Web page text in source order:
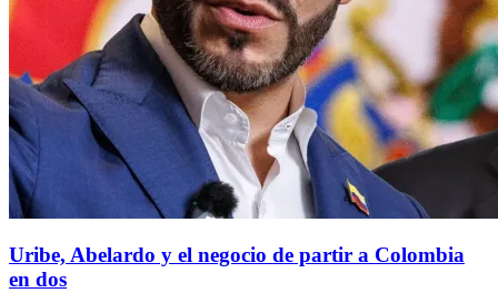
Uribe, Abelardo y el negocio de partir a Colombia
en dos